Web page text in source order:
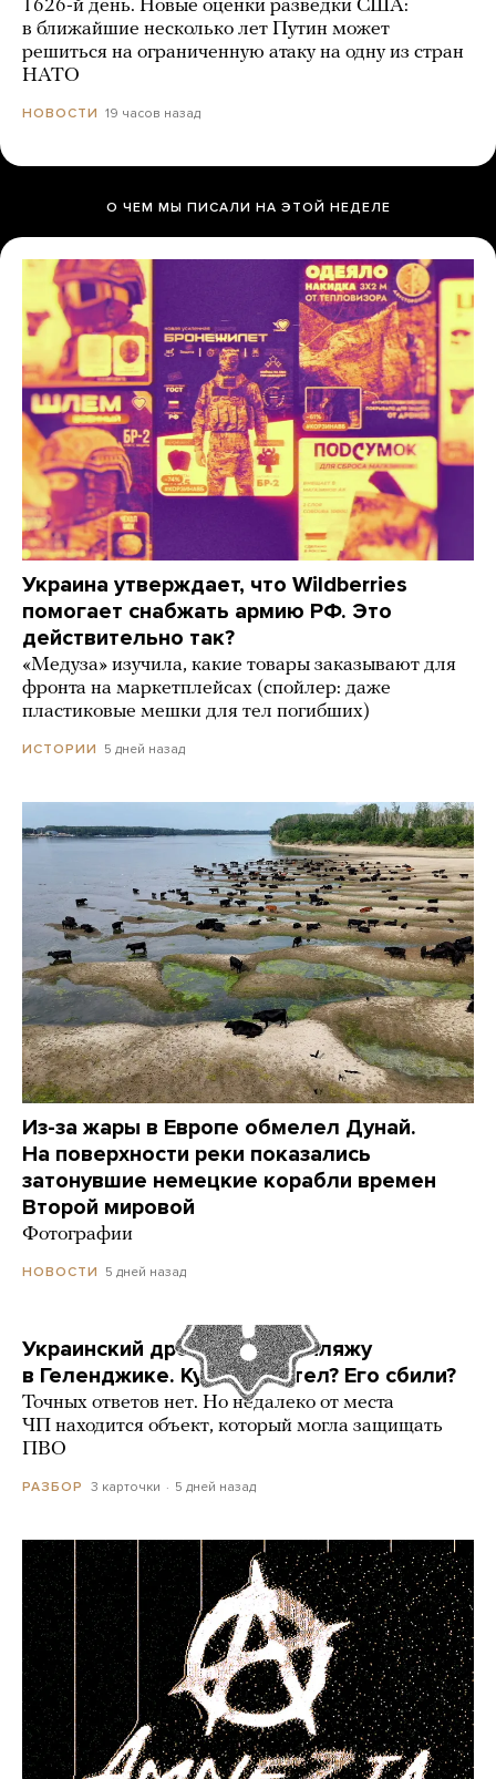
1626-й день. Новые оценки разведки США:
в ближайшие несколько лет Путин может
решиться на ограниченную атаку на одну из стран
НАТО
НОВОСТИ 19 часов назад
О ЧЕМ МЫ ПИСАЛИ НА ЭТОЙ НЕДЕЛЕ
Украина утверждает, что Wildberries
помогает снабжать армию РФ. Это
действительно так?
«Медуза» изучила, какие товары заказывают для
фронта на маркетплейсах (спойлер: даже
пластиковые мешки для тел погибших)
ИСТОРИИ 5 дней назад
Из-за жары в Европе обмелел Дунай.
На поверхности реки показались
затонувшие немецкие корабли времен
Второй мировой
Фотографии
НОВОСТИ 5 дней назад
Украинский дрон попал по пляжу
в Геленджике. Куда он летел? Его сбили?
Точных ответов нет. Но недалеко от места
ЧП находится объект, который могла защищать
ПВО
РАЗБОР 3 карточки 5 дней назад